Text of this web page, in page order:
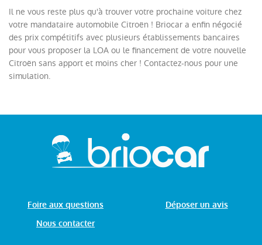
Il ne vous reste plus qu'à trouver votre prochaine voiture chez
votre mandataire automobile Citroën ! Briocar a enfin négocié
des prix compétitifs avec plusieurs établissements bancaires
pour vous proposer la LOA ou le financement de votre nouvelle
Citroën sans apport et moins cher ! Contactez-nous pour une
simulation.
Foire aux questions
Nous contacter
Déposer un avis